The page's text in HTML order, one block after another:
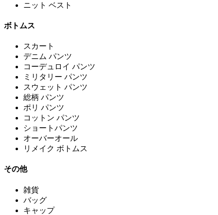
ニット ベスト
ボトムス
スカート
デニム パンツ
コーデュロイ パンツ
ミリタリー パンツ
スウェット パンツ
総柄 パンツ
ポリ パンツ
コットン パンツ
ショートパンツ
オーバーオール
リメイク ボトムス
その他
雑貨
バッグ
キャップ